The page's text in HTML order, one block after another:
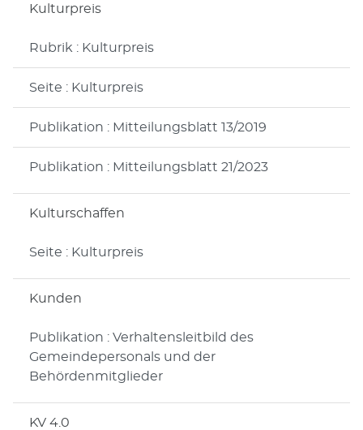
Kulturpreis
Rubrik : Kulturpreis
Seite : Kulturpreis
Publikation : Mitteilungsblatt 13/2019
Publikation : Mitteilungsblatt 21/2023
Kulturschaffen
Seite : Kulturpreis
Kunden
Publikation : Verhaltensleitbild des
Gemeindepersonals und der
Behördenmitglieder
KV 4.0